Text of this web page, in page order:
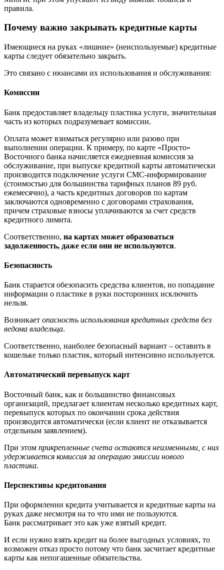
правила.
Почему важно закрывать кредитные карты
Имеющиеся на руках «лишние» (неиспользуемые) кредитные
карты следует обязательно закрыть.
Это связано с нюансами их использования и обслуживания:
Комиссии
Банк предоставляет владельцу пластика услуги, значительная
часть из которых подразумевает комиссии.
Оплата может взиматься регулярно или разово при
выполнении операции. К примеру, по карте «Просто»
Восточного банка начисляется ежедневная комиссия за
обслуживание, при выпуске кредитной карты автоматически
производится подключение услуги СМС-информирование
(стоимостью для большинства тарифных планов 89 руб.
ежемесячно), а часть кредитных договоров по картам
заключаются одновременно с договорами страхования,
причем страховые взносы уплачиваются за счет средств
кредитного лимита.
Соответственно, на картах может образоваться
задолженность, даже если они не используются.
Безопасность
Банк старается обезопасить средства клиентов, но попадание
информации о пластике в руки посторонних исключить
нельзя.
Возникает опасность использования кредитных средств без
ведома владельца.
Соответственно, наиболее безопасный вариант – оставить в
кошельке только пластик, который интенсивно используется.
Автоматический перевыпуск карт
Восточный банк, как и большинство финансовых
организаций, предлагает клиентам несколько кредитных карт,
перевыпуск которых по окончании срока действия
производится автоматически (если клиент не отказывается
отдельным заявлением).
При этом прикрепленные счета остаются неизменными, с них
удерживается комиссия за операцию эмиссии нового
пластика.
Перспективы кредитования
При оформлении кредита учитывается и кредитные карты на
руках даже несмотря на то что ими не пользуются.
Банк рассматривает это как уже взятый кредит.
И если нужно взять кредит на более выгодных условиях, то
возможен отказ просто потому что банк засчитает кредитные
карты как непогашенные обязательства.